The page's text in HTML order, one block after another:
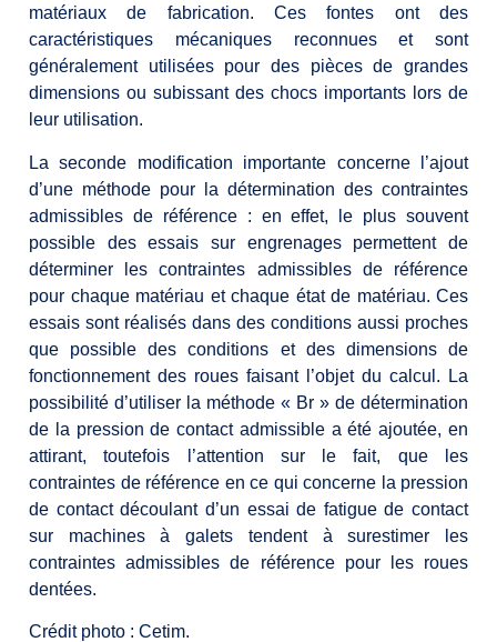
matériaux de fabrication. Ces fontes ont des
caractéristiques mécaniques reconnues et sont
généralement utilisées pour des pièces de grandes
dimensions ou subissant des chocs importants lors de
leur utilisation.
La seconde modification importante concerne l’ajout
d’une méthode pour la détermination des contraintes
admissibles de référence : en effet, le plus souvent
possible des essais sur engrenages permettent de
déterminer les contraintes admissibles de référence
pour chaque matériau et chaque état de matériau. Ces
essais sont réalisés dans des conditions aussi proches
que possible des conditions et des dimensions de
fonctionnement des roues faisant l’objet du calcul. La
possibilité d’utiliser la méthode « Br » de détermination
de la pression de contact admissible a été ajoutée, en
attirant, toutefois l’attention sur le fait, que les
contraintes de référence en ce qui concerne la pression
de contact découlant d’un essai de fatigue de contact
sur machines à galets tendent à surestimer les
contraintes admissibles de référence pour les roues
dentées.
Crédit photo : Cetim.